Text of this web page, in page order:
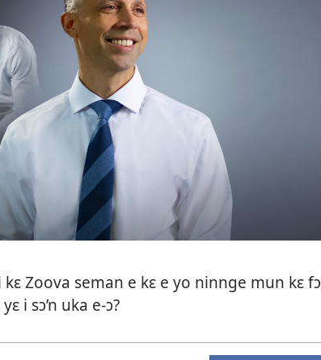
kɛ Zoova seman e kɛ e yo ninnge mun kɛ fɔ
i sɔ’n uka e-ɔ?